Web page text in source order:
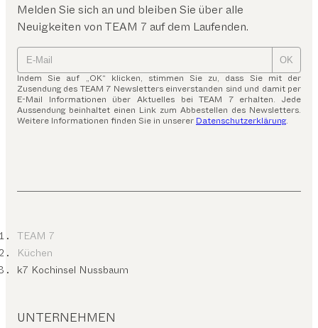
Melden Sie sich an und bleiben Sie über alle
Neuigkeiten von TEAM 7 auf dem Laufenden.
OK
Indem Sie auf „OK“ klicken, stimmen Sie zu, dass Sie mit der
Zusendung des TEAM 7 Newsletters einverstanden sind und damit per
E-Mail Informationen über Aktuelles bei TEAM 7 erhalten. Jede
Aussendung beinhaltet einen Link zum Abbestellen des Newsletters.
Weitere Informationen finden Sie in unserer Datenschutzerklärung.
TEAM 7
Küchen
k7 Kochinsel Nussbaum
UNTERNEHMEN